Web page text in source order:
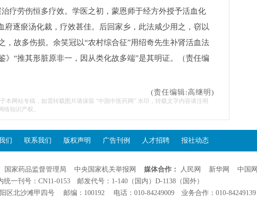
疗劳伤恒多疗效。学医之初，蒙恩师于经方外授予活血化
逐瘀汤化裁，疗效甚佳。后回家乡，此法咸少用之，窃以
故多伤损。余笑冠以“农村综合征”用绍奇先生补肾活血法
“推其形脏原非一，因从类化故多端”是其明证。（责任编
(责任编辑:高继明)
本网站专稿，如需转载图片请保留 “中国中医药网” 水印，转载文字内容请注明
知识产权。
们 联系我们 版权声明 广告刊例 人才招聘 报社动态
国家药品监督管理局 中央国家机关举报网 媒体合作： 人民网 新华网 中国网
统一刊号：CN11-0153 邮发代号：1-140（国内）D-1138（国外）
区北沙滩甲四号 邮编：100192 电话：010-84249009 业务合作：010-84249139